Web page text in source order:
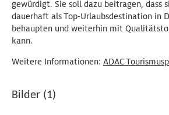
gewürdigt. Sie soll dazu beitragen, dass
dauerhaft als Top-Urlaubsdestination in
behaupten und weiterhin mit
kann.
Weitere Informationen: ADAC
Bilder (1)